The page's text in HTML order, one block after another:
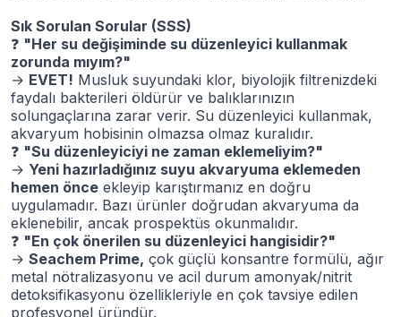
Sık Sorulan Sorular (SSS)
❓ "Her su değişiminde su düzenleyici kullanmak
zorunda mıyım?"
→ EVET! Musluk suyundaki klor, biyolojik filtrenizdeki
faydalı bakterileri öldürür ve balıklarınızın
solungaçlarına zarar verir. Su düzenleyici kullanmak,
akvaryum hobisinin olmazsa olmaz kuralıdır.
❓ "Su düzenleyiciyi ne zaman eklemeliyim?"
→ Yeni hazırladığınız suyu akvaryuma eklemeden
hemen önce ekleyip karıştırmanız en doğru
uygulamadır. Bazı ürünler doğrudan akvaryuma da
eklenebilir, ancak prospektüs okunmalıdır.
❓ "En çok önerilen su düzenleyici hangisidir?"
→ Seachem Prime, çok güçlü konsantre formülü, ağır
metal nötralizasyonu ve acil durum amonyak/nitrit
detoksifikasyonu özellikleriyle en çok tavsiye edilen
profesyonel üründür.